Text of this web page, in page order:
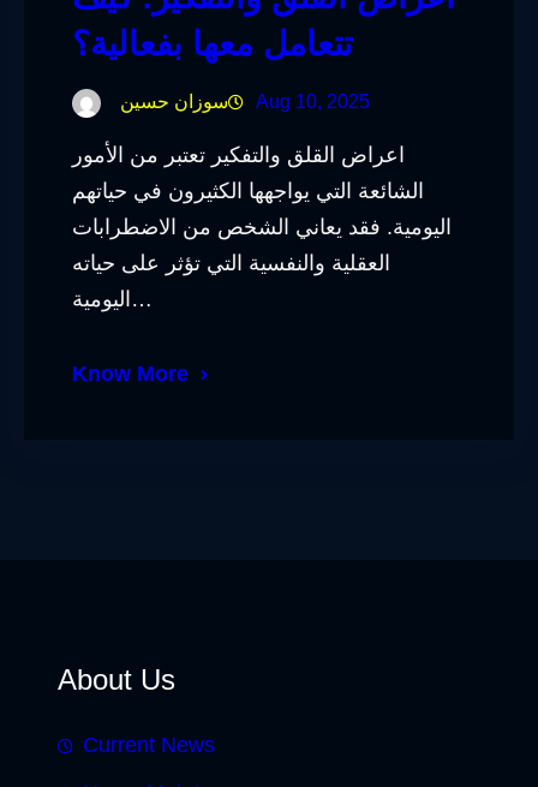
تتعامل معها بفعالية؟
سوزان حسين Aug 10, 2025
اعراض القلق والتفكير تعتبر من الأمور
الشائعة التي يواجهها الكثيرون في حياتهم
اليومية. فقد يعاني الشخص من الاضطرابات
العقلية والنفسية التي تؤثر على حياته
اليومية…
Know More
About Us
Current News